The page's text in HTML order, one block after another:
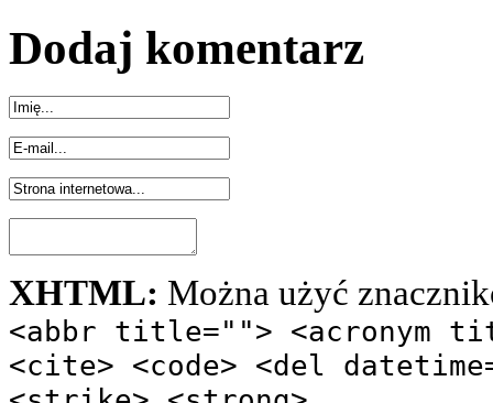
Dodaj komentarz
XHTML: Można użyć
<abbr title=""> <acronym
<cite> <code> <del